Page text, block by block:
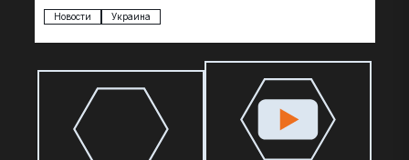
Новости Украина